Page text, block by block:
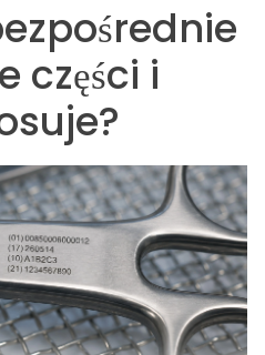
części i